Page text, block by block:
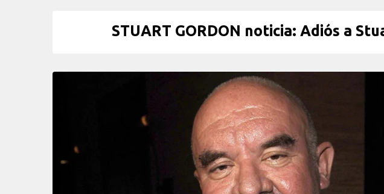
STUART GORDON noticia: Adiós a
FESTIVALES